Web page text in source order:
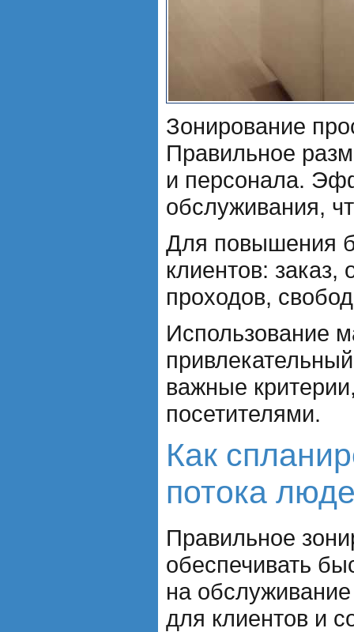
Зонирование
Правильное
и персонала.
обслуживания,
Для повышения
клиентов:
проходов,
Использование
важные
посетителями.
Как
потока
Правильное
обеспечивать
на
для клиентов и